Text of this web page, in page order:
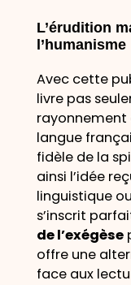
L’érudition
l’humanisme
Avec cette
livre pas
rayonnement
langue
fidèle de la
ainsi l’idée
linguistique
s’inscrit
de l’exégèse
offre une
face aux